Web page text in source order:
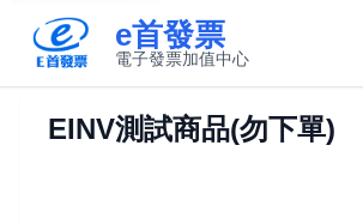
e首發票
電子發票加值中心
EINV測試商品(勿下單)